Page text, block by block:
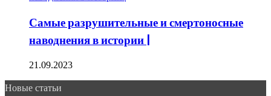
Самые разрушительные и смертоносные
наводнения в истории |
21.09.2023
Новые статьи